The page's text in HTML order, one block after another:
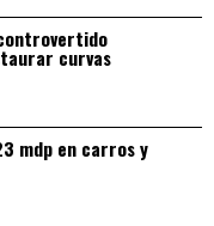
curvas
mdp en carros y